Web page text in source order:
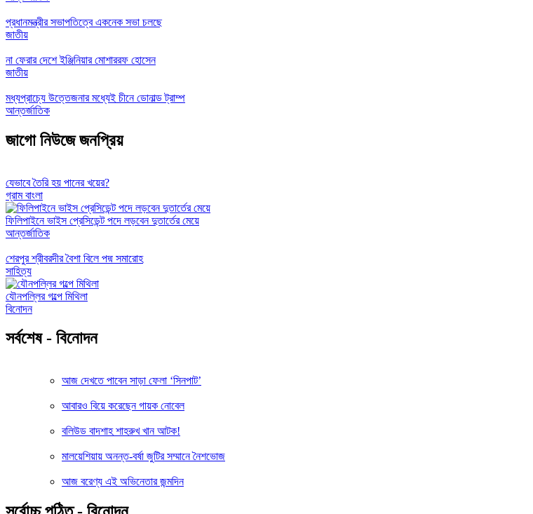
প্রধানমন্ত্রীর সভাপতিত্বে একনেক সভা চলছে
জাতীয়
না ফেরার দেশে ইঞ্জিনিয়ার মোশাররফ হোসেন
জাতীয়
মধ্যপ্রাচ্যে উত্তেজনার মধ্যেই চীনে ডোনাল্ড ট্রাম্প
আন্তর্জাতিক
জাগো নিউজে জনপ্রিয়
যেভাবে তৈরি হয় পানের খয়ের?
গ্রাম বাংলা
ফিলিপাইনে ভাইস প্রেসিডেন্ট পদে লড়বেন দুতার্তের মেয়ে
আন্তর্জাতিক
শেরপুর শ্রীবরদীর বৈশা বিলে পদ্ম সমারোহ
সাহিত্য
যৌনপল্লির গল্পে মিথিলা
বিনোদন
সর্বশেষ - বিনোদন
আজ দেখতে পাবেন সাড়া ফেলা ‘সিনপাট’
আবারও বিয়ে করেছেন গায়ক নোবেল
বলিউড বাদশাহ শাহরুখ খান আটক!
মালয়েশিয়ায় অনন্ত-বর্ষা জুটির সম্মানে নৈশভোজ
আজ বরেণ্য এই অভিনেতার জন্মদিন